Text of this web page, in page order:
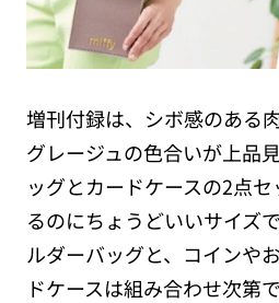
増刊付録は、シボ感のある
グレージュの色合いが上品
ッグとカードケースの2点
るのにちょうどいいサイズ
ルダーバッグと、コインや
ドケースは組み合わせ次第